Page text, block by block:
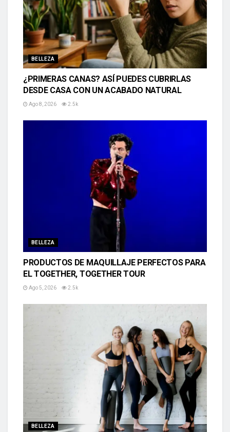
BELLEZA
¿PRIMERAS CANAS? ASÍ PUEDES CUBRIRLAS
DESDE CASA CON UN ACABADO NATURAL
Ago 8, 2026 2.5k
BELLEZA
PRODUCTOS DE MAQUILLAJE PERFECTOS PARA
EL TOGETHER, TOGETHER TOUR
Ago 5, 2026 2.5k
BELLEZA